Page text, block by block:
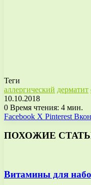
Теги
аллергический дерматит
10.10.2018
0 Время чтения: 4 мин.
Facebook X Pinterest
ПОХОЖИЕ
Витамины для